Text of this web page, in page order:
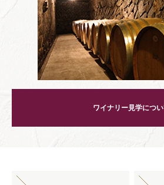
ワイナリー見学につ